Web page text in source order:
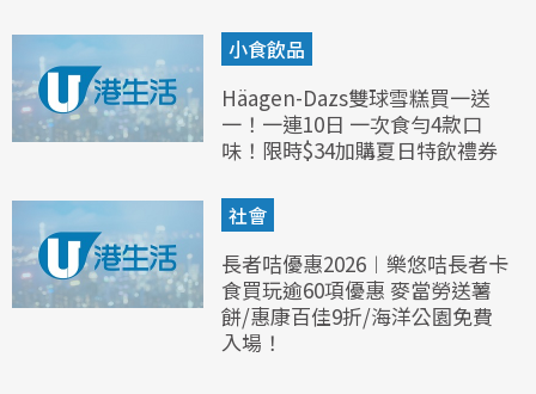
小食飲品
Häagen-Dazs雙球雪糕買一送
一！一連10日 一次食勻4款口
味！限時$34加購夏日特飲禮券
社會
長者咭優惠2026︱樂悠咭長者卡
食買玩逾60項優惠 麥當勞送薯
餅/惠康百佳9折/海洋公園免費
入場！